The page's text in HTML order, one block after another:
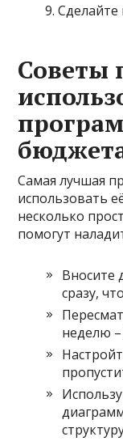
Советы
Самая лучшая
использовать
несколько
помогут
Вносите
сразу,
неделю